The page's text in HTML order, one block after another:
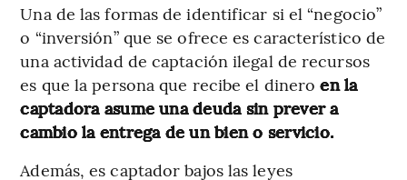
Una de las formas de identificar si el “negocio”
o “inversión” que se ofrece es característico de
una actividad de captación ilegal de recursos
es que la persona que recibe el dineroen la
captadora asume una deuda sin prever a
cambio la entrega de un bien o servicio.
Además, es captador bajos las leyes